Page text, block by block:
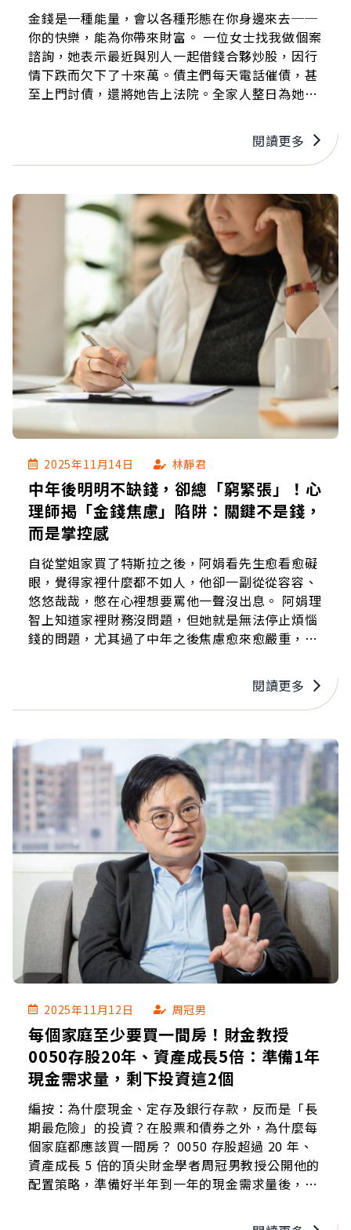
金錢是一種能量，會以各種形態在你身邊來去──
你的快樂，能為你帶來財富。 一位女士找我做個案
諮詢，她表示最近與別人一起借錢合夥炒股，因行
情下跌而欠下了十來萬。債主們每天電話催債，甚
至上門討債，還將她告上法院。全家人整日為她擔
業工作時，由於能得到內線消息，加上政策寬鬆，
利潤好、消息多，賺錢對她而言成了一件很輕鬆的
事。 不知不覺間，她在開銷愈發沒有節制，出手送
上。那時的她完全沒料到股市會大起大落，自己會
因欠債而被告上法院，心裡後悔莫及……
閱讀更多
2025年11月14日 林靜君
中年後明明不缺錢，卻總「窮緊張」！心
理師揭「金錢焦慮」陷阱：關鍵不是錢，
而是掌控感
自從堂姐家買了特斯拉之後，阿娟看先生愈看愈礙
眼，覺得家裡什麼都不如人，他卻一副從從容容、
悠悠哉哉，憋在心裡想要罵他一聲沒出息。 阿娟理
智上知道家裡財務沒問題，但她就是無法停止煩惱
錢的問題，尤其過了中年之後焦慮愈來愈嚴重，生
慮，不單單是口袋多深多淺這麼簡單，它牽涉到內
心更深之處，那些關於「我是誰」等終極的生存焦
慮議題。
閱讀更多
2025年11月12日 周冠男
每個家庭至少要買一間房！財金教授
0050存股20年、資產成長5倍：準備1年
現金需求量，剩下投資這2個
編按：為什麼現金、定存及銀行存款，反而是「長
期最危險」的投資？在股票和債券之外，為什麼每
個家庭都應該買一間房？ 0050 存股超過 20 年、
資產成長 5 倍的頂尖財金學者周冠男教授公開他的
配置策略，準備好半年到一年的現金需求量後，剩